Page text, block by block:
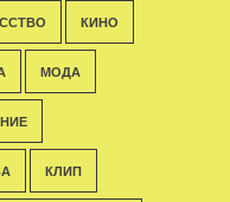
КИНО
МОДА
КЛИП